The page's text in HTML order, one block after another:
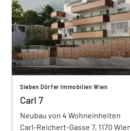
Sieben Dörfer Immobilien Wien
Carl 7
Neubau von 4 Wohneinheiten
Carl-Reichert-Gasse 7, 1170